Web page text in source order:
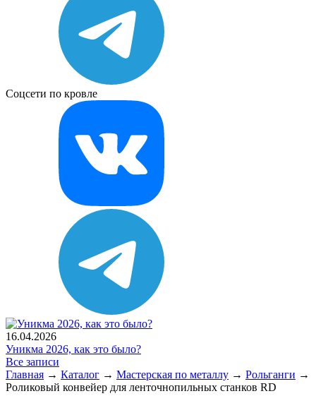
Соцсети по кровле
16.04.2026
Уникма 2026, как это было?
Все записи
Главная → Каталог → Мастерская по металлу → Рольганги →
Роликовый конвейер для ленточнопильных станков RD